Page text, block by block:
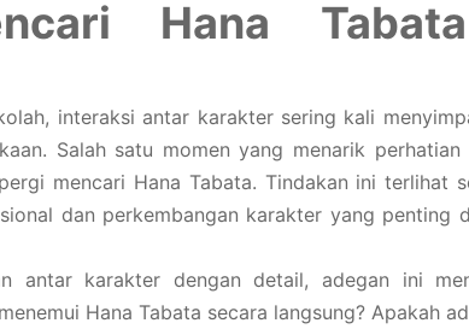
Hana
interaksi antar karakter sering kali
Salah satu momen yang menarik perhatian
mencari Hana Tabata. Tindakan ini terlihat
dan perkembangan karakter yang penting
antar karakter dengan detail, adegan ini
Hana Tabata secara langsung? Apakah